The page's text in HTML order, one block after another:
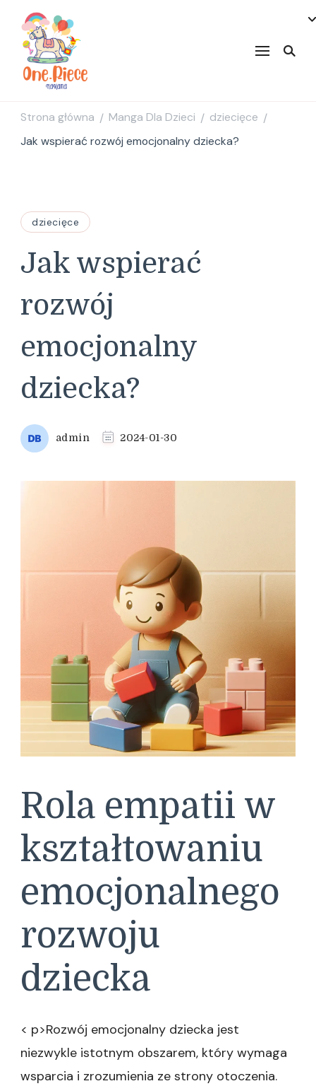
Strona główna / Manga Dla Dzieci / dziecięce /
Jak wspierać rozwój emocjonalny dziecka?
dziecięce
Jak wspierać
rozwój
emocjonalny
dziecka?
admin 2024-01-30
Rola empatii w
kształtowaniu
emocjonalnego
rozwoju
dziecka
< p>Rozwój emocjonalny dziecka jest
niezwykle istotnym obszarem, który wymaga
wsparcia i zrozumienia ze strony otoczenia.